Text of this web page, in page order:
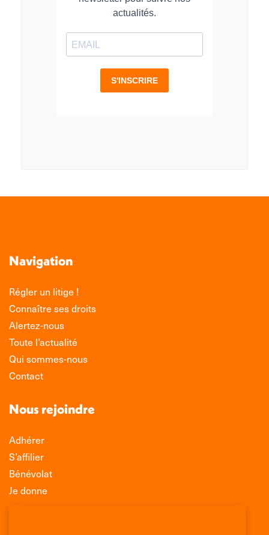
Navigation
Régler un litige !
Connaître ses droits
Alertez-nous
Toute l’actualité
Qui sommes-nous
Contact
Nous rejoindre
Adhérer
S’affilier
Bénévolat
Je donne